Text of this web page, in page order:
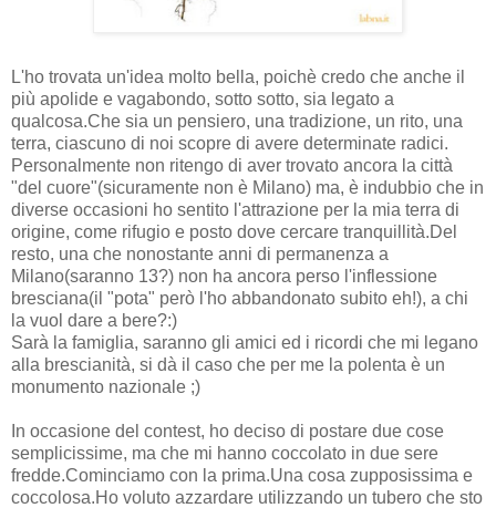
L'ho trovata un'idea molto bella, poichè credo che anche il
più apolide e vagabondo, sotto sotto, sia legato a
qualcosa.Che sia un pensiero, una tradizione, un rito, una
terra, ciascuno di noi scopre di avere determinate radici.
Personalmente non ritengo di aver trovato ancora la città
"del cuore"(sicuramente non è Milano) ma, è indubbio che in
diverse occasioni ho sentito l'attrazione per la mia terra di
origine, come rifugio e posto dove cercare tranquillità.Del
resto, una che nonostante anni di permanenza a
Milano(saranno 13?) non ha ancora perso l'inflessione
bresciana(il "pota" però l'ho abbandonato subito eh!), a chi
la vuol dare a bere?:)
Sarà la famiglia, saranno gli amici ed i ricordi che mi legano
alla brescianità, si dà il caso che per me la polenta è un
monumento nazionale ;)
In occasione del contest, ho deciso di postare due cose
semplicissime, ma che mi hanno coccolato in due sere
fredde.Cominciamo con la prima.Una cosa zupposissima e
coccolosa.Ho voluto azzardare utilizzando un tubero che sto